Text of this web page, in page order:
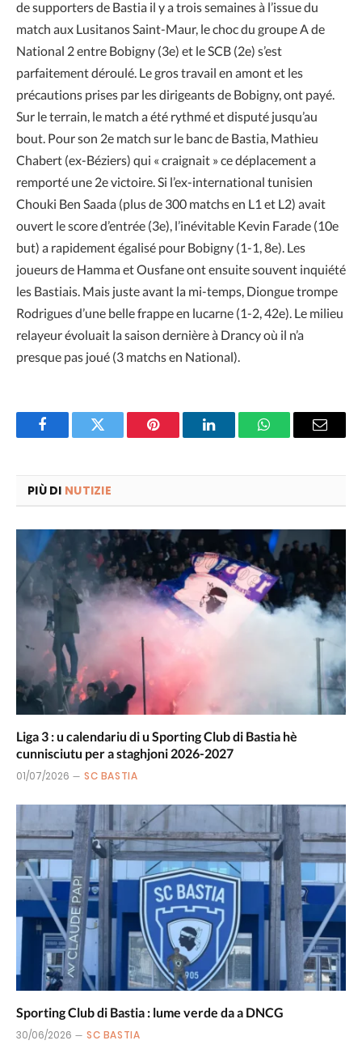
de supporters de Bastia il y a trois semaines à l’issue du
match aux Lusitanos Saint-Maur, le choc du groupe A de
National 2 entre Bobigny (3e) et le SCB (2e) s’est
parfaitement déroulé. Le gros travail en amont et les
précautions prises par les dirigeants de Bobigny, ont payé.
Sur le terrain, le match a été rythmé et disputé jusqu’au
bout. Pour son 2e match sur le banc de Bastia, Mathieu
Chabert (ex-Béziers) qui « craignait » ce déplacement a
remporté une 2e victoire. Si l’ex-international tunisien
Chouki Ben Saada (plus de 300 matchs en L1 et L2) avait
ouvert le score d’entrée (3e), l’inévitable Kevin Farade (10e
but) a rapidement égalisé pour Bobigny (1-1, 8e). Les
joueurs de Hamma et Ousfane ont ensuite souvent inquiété
les Bastiais. Mais juste avant la mi-temps, Diongue trompe
Rodrigues d’une belle frappe en lucarne (1-2, 42e). Le milieu
relayeur évoluait la saison dernière à Drancy où il n’a
presque pas joué (3 matchs en National).
FacebookTwitter Pinterest LinkedInWhatsAppEmail
PIÙ DI NUTIZIE
Liga 3 : u calendariu di u Sporting Club di Bastia hè
cunnisciutu per a staghjoni 2026-2027
01/07/2026 SC BASTIA
Sporting Club di Bastia : lume verde da a DNCG
30/06/2026 SC BASTIA